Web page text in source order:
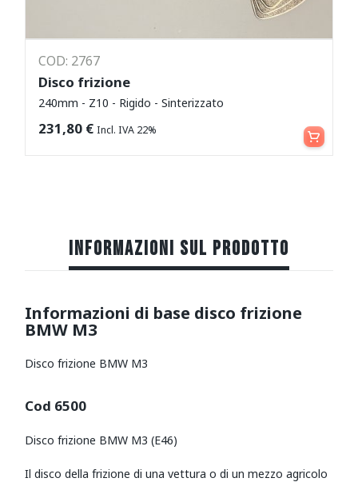
COD: 2767
Disco frizione
240mm - Z10 - Rigido - Sinterizzato
231,80 € Incl. IVA 22% Aggiungi al carrello
INFORMAZIONI SUL PRODOTTO
Informazioni di base disco frizione
BMW M3
Disco frizione BMW M3
Cod 6500
Disco frizione BMW M3 (E46)
Il disco della frizione di una vettura o di un mezzo agricolo